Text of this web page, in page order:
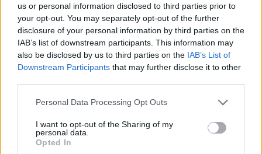
us or personal information disclosed to third parties prior to
your opt-out. You may separately opt-out of the further
disclosure of your personal information by third parties on the
IAB’s list of downstream participants. This information may
also be disclosed by us to third parties on the IAB’s List of
Downstream Participants that may further disclose it to other
Personal Data Processing Opt Outs
I want to opt-out of the Sharing of my
personal data.
Opted In
spôsobov ich uväzovania dáte prednosť. Elastický padavý
úplet a štýlový strih šiat navrhli dizajnéri z prestížnej britskej
dielneRevie London, ktorá oblieka i členov kráľovskej rodiny.
Prirodzenosť, ktorou vynikajú, v kombinácii so vzdušnosťou
tak dodá pocit vznešenosti aj vám.
prináša radosť. Zachovajte si príjemnú voľnosť v podobe
dlhých kabátov i maxi šiat a vychutnajte si sýtosť výrazných
farieb, ktoré sa nedajú prehliadnuť. Presvedčte sa, že aj
jesenná móda má svoje čaro a oblečte sa do nadčasových